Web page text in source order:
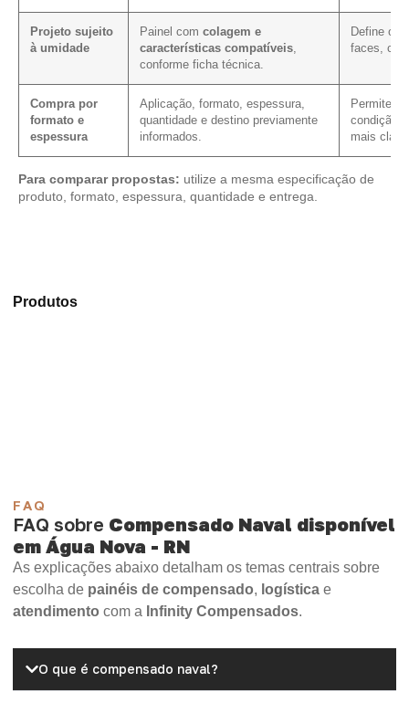
Projeto sujeito
à umidade
Painel com colagem e
características compatíveis
conforme ficha técnica.
Define os
faces,
Compra por
formato e
espessura
Aplicação, formato, espessura,
quantidade e destino previamente
informados.
Permite
condição
mais
Para comparar propostas: utilize a mesma especificação de
produto, formato, espessura, quantidade e entrega.
Produtos
FAQ
FAQ sobre Compensado Naval disponível
em Água Nova - RN
As explicações abaixo detalham os temas centrais sobre
escolha de painéis de compensado, logística e
atendimento com a Infinity Compensados.
O que é compensado naval?